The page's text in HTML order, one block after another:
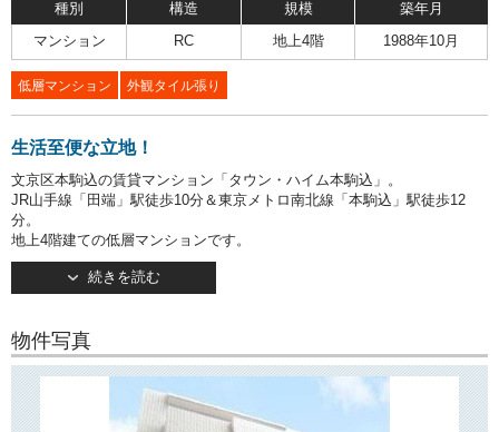
種別 構造 規模 築年月
マンション RC 地上4階 1988年10月
低層マンション 外観タイル張り
生活至便な立地！
文京区本駒込の賃貸マンション「タウン・ハイム本駒込」。
JR山手線「田端」駅徒歩10分＆東京メトロ南北線「本駒込」駅徒歩12
分。
地上4階建ての低層マンションです。
オートロックつきで安心・便利！
敷地内駐輪場もございます。
ー「肉のハナマサ」「コープみらい」「サミットストア」などがござい
ますので、日々のお買い物にとても便利です。
「駒込病院」徒歩圏！
続きを読む
物件写真